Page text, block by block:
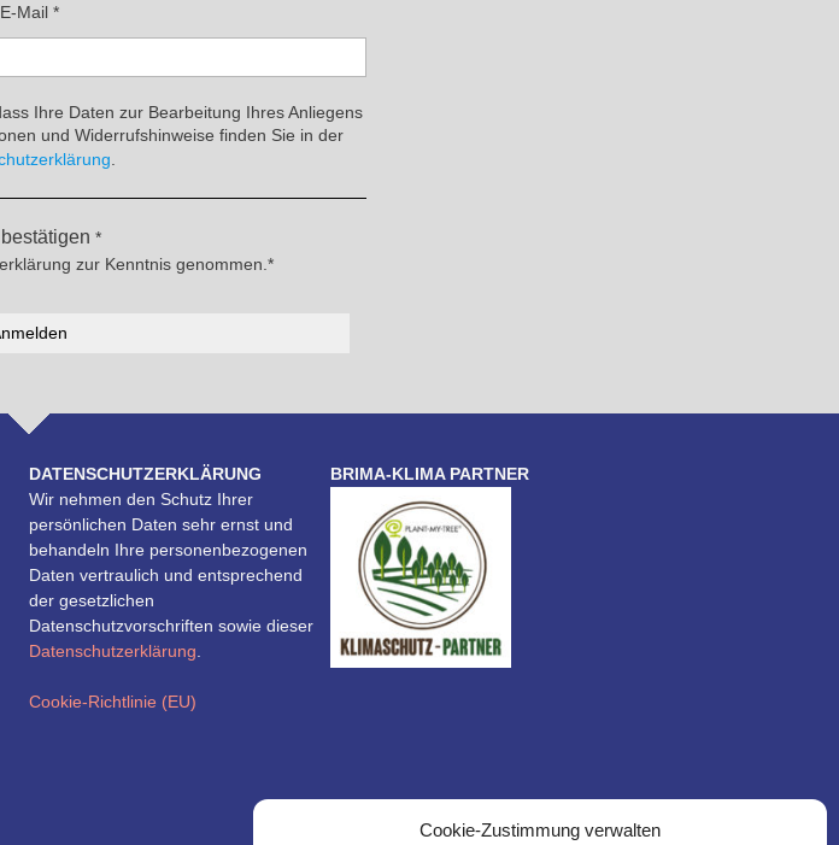
Cookie-Zustimmung verwalten
E-Mail *
Ihre Daten zur Bearbeitung Ihres Anliegens
und Widerrufshinweise finden Sie in der
*
zur Kenntnis genommen.*
DATENSCHUTZERKLÄRUNG
Wir nehmen den Schutz Ihrer
persönlichen Daten sehr ernst und
behandeln Ihre personenbezogenen
Daten vertraulich und entsprechend
der gesetzlichen
Datenschutzvorschriften sowie dieser
Datenschutzerklärung
Cookie-Richtlinie (EU)
BRIMA-KLIMA PARTNER